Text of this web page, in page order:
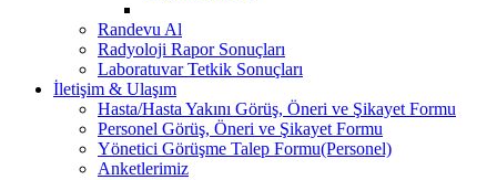
Randevu Al
Radyoloji Rapor Sonuçları
Laboratuvar Tetkik Sonuçları
İletişim & Ulaşım
Hasta/Hasta Yakını Görüş, Öneri ve Şikayet Formu
Personel Görüş, Öneri ve Şikayet Formu
Yönetici Görüşme Talep Formu(Personel)
Anketlerimiz